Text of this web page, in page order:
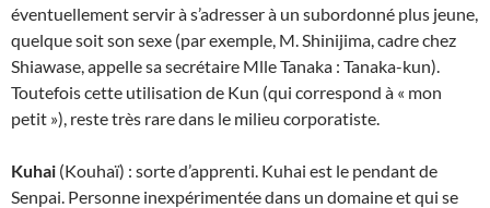
éventuellement servir à s’adresser à un subordonné plus jeune,
quelque soit son sexe (par exemple, M. Shinijima, cadre chez
Shiawase, appelle sa secrétaire Mlle Tanaka : Tanaka-kun).
Toutefois cette utilisation de Kun (qui correspond à « mon
petit »), reste très rare dans le milieu corporatiste.
Kuhai (Kouhaï) : sorte d’apprenti. Kuhai est le pendant de
Senpai. Personne inexpérimentée dans un domaine et qui se